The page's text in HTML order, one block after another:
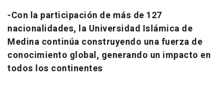
-Con la participación de más de 127
nacionalidades, la Universidad Islámica de
Medina continúa construyendo una fuerza de
conocimiento global, generando un impacto en
todos los continentes